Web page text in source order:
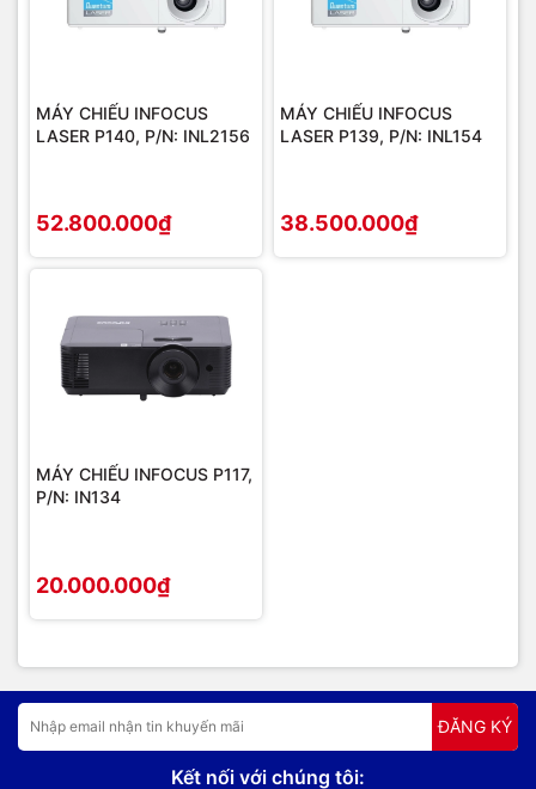
MÁY CHIẾU INFOCUS
LASER P140, P/N: INL2156
52.800.000₫
MÁY CHIẾU INFOCUS
LASER P139, P/N: INL154
38.500.000₫
MÁY CHIẾU INFOCUS P117,
P/N: IN134
20.000.000₫
ĐĂNG KÝ
Kết nối với chúng tôi: